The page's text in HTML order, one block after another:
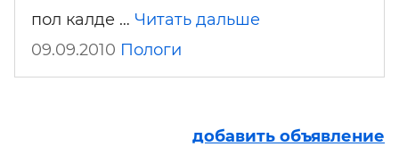
пол калде … Читать дальше
09.09.2010 Пологи
добавить объявление